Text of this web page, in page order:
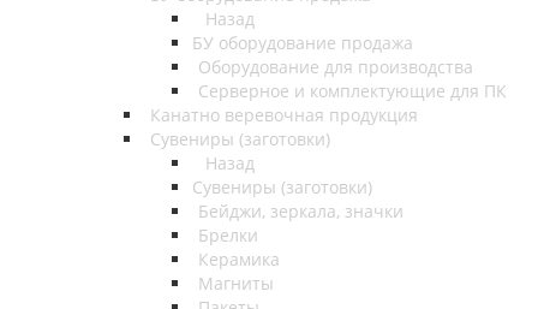
Назад
БУ оборудование продажа
Оборудование для производства
Серверное и комплектующие для ПК
Канатно веревочная продукция
Сувениры (заготовки)
Назад
Сувениры (заготовки)
Бейджи, зеркала, значки
Брелки
Керамика
Магниты